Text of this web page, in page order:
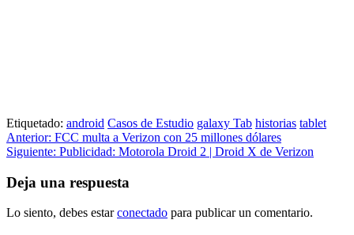
Etiquetado: android Casos de Estudio galaxy Tab historias tablet
Navegación
de
entradas
Anterior: FCC multa a Verizon con 25 millones dólares
Siguiente: Publicidad: Motorola Droid 2 | Droid X de Verizon
Deja una respuesta
Lo siento, debes estarconectado para publicar un comentario.